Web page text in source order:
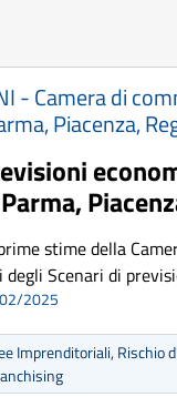
- Camera di
Piacenza,
stime della
degli Scenari di
2025
Imprenditoriali, Rischio